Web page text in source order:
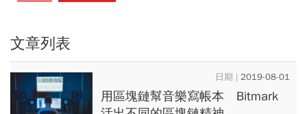
文章列表
2019-08-01
用區塊鏈幫音樂寫帳本 Bitmark